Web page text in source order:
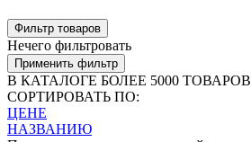
Фильтр товаров
Нечего фильтровать
Применить фильтр
В КАТАЛОГЕ БОЛЕЕ 5000 ТОВАРОВ
СОРТИРОВАТЬ ПО:
ЦЕНЕ
НАЗВАНИЮ